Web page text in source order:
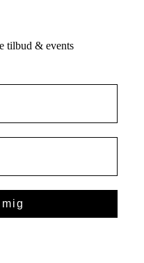
tilbud & events